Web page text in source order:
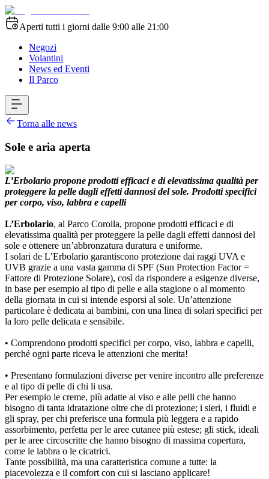
Aperti tutti i giorni dalle 9:00 alle 21:00
Negozi
Volantini
News ed Eventi
Il Parco
Torna alle news
Sole e aria aperta
L’Erbolario propone prodotti efficaci e di elevatissima qualità per
proteggere la pelle dagli effetti dannosi del sole. Prodotti specifici
per corpo, viso, labbra e capelli
L’Erbolario, al Parco Corolla, propone prodotti efficaci e di
elevatissima qualità per proteggere la pelle dagli effetti dannosi del
sole e ottenere un’abbronzatura duratura e uniforme.
I solari de L’Erbolario garantiscono protezione dai raggi UVA e
UVB grazie a una vasta gamma di SPF (Sun Protection Factor =
Fattore di Protezione Solare), così da rispondere a esigenze diverse,
in base per esempio al tipo di pelle e alla stagione o al momento
della giornata in cui si intende esporsi al sole. Un’attenzione
particolare è dedicata ai bambini, con una linea di solari specifici per
la loro pelle delicata e sensibile.
• Comprendono prodotti specifici per corpo, viso, labbra e capelli,
perché ogni parte riceva le attenzioni che merita!
• Presentano formulazioni diverse per venire incontro alle preferenze
e al tipo di pelle di chi li usa.
Per esempio le creme, più adatte al viso e alle pelli che hanno
bisogno di tanta idratazione oltre che di protezione; i sieri, i fluidi e
gli spray, per chi preferisce una formula più leggera e a rapido
assorbimento, perfetta per le aree cutanee più estese; gli stick, ideali
per le aree circoscritte che hanno bisogno di massima copertura,
come le labbra o le cicatrici.
Tante possibilità, ma una caratteristica comune a tutte: la
piacevolezza e il comfort con cui si lasciano applicare!